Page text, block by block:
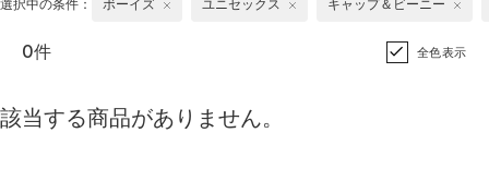
選択中の条件： ボーイズ ユニセックス キャップ＆ビーニー
0件 全色表示
該当する商品がありません。